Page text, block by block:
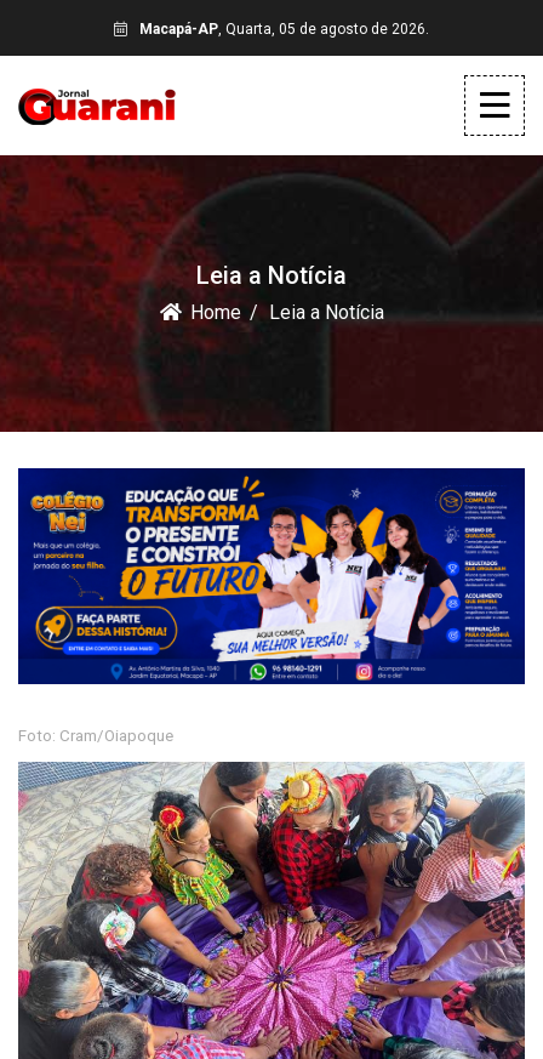
Macapá-AP, Quarta, 05 de agosto de 2026.
Leia a Notícia
Home Leia a Notícia
Foto: Cram/Oiapoque